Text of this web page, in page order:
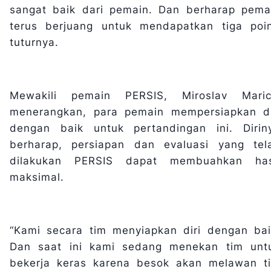
sangat baik dari pemain. Dan berharap
terus berjuang untuk mendapatkan tiga
tuturnya.
Mewakili pemain PERSIS, Miroslav
menerangkan, para pemain mempersiapkan
dengan baik untuk pertandingan ini.
berharap, persiapan dan evaluasi yang
dilakukan PERSIS dapat membuahkan
maksimal.
“Kami secara tim menyiapkan diri dengan
Dan saat ini kami sedang menekan tim
bekerja keras karena besok akan melawan